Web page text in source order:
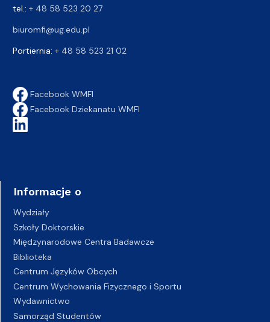
tel.: + 48 58 523 20 27
biuromfi@ug.edu.pl
Portiernia: + 48 58 523 21 02
Facebook WMFI
Facebook Dziekanatu WMFI
Informacje o
Wydziały
Szkoły Doktorskie
Międzynarodowe Centra Badawcze
Biblioteka
Centrum Języków Obcych
Centrum Wychowania Fizycznego i Sportu
Wydawnictwo
Samorząd Studentów